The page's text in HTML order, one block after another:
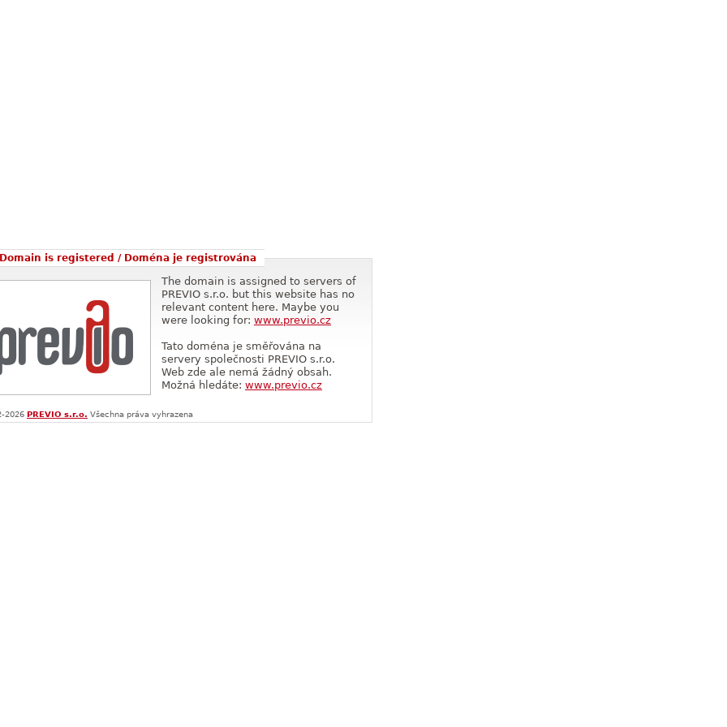
Domain is registered / Doména je registrována
The domain is assigned to servers of
PREVIO s.r.o. but this website has no
relevant content here. Maybe you
were looking for: www.previo.cz
Tato doména je směřována na
servery společnosti PREVIO s.r.o.
Web zde ale nemá žádný obsah.
Možná hledáte: www.previo.cz
2026 PREVIO s.r.o. Všechna práva vyhrazena